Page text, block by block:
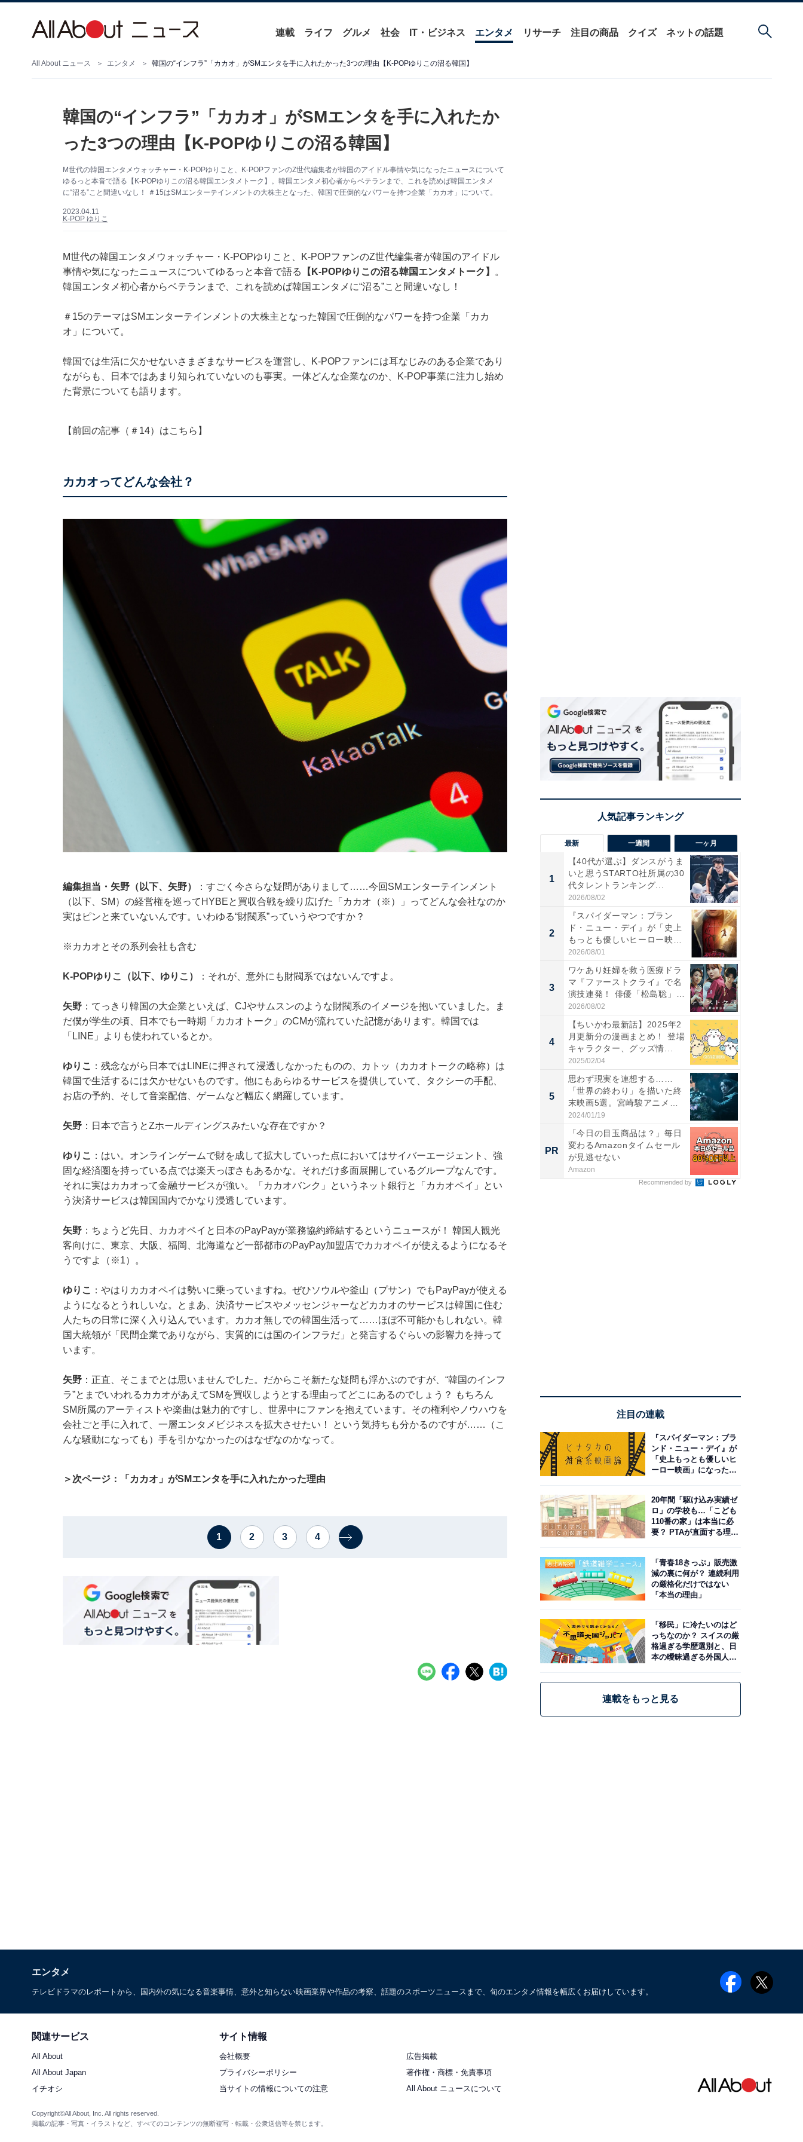
連載 ライフ グルメ 社会 IT・ビジネス エンタメ リサーチ 注目の商品 クイズ ネットの話題
All About ニュース エンタメ 韓国の“インフラ”「カカオ」がSMエンタを手に入れたかった3つの理由【K-POPゆりこの沼る韓国】
韓国の“インフラ”「カカオ」がSMエンタを手に入れたか
った3つの理由【K-POPゆりこの沼る韓国】
M世代の韓国エンタメウォッチャー・K-POPゆりこと、K-POPファンのZ世代編集者が韓国のアイドル事情や気になったニュースについて
ゆるっと本音で語る【K-POPゆりこの沼る韓国エンタメトーク】。韓国エンタメ初心者からベテランまで、これを読めば韓国エンタメ
に“沼る”こと間違いなし！ ＃15はSMエンターテインメントの大株主となった、韓国で圧倒的なパワーを持つ企業「カカオ」について。
2023.04.11
K-POP ゆりこ
M世代の韓国エンタメウォッチャー・K-POPゆりこと、K-POPファンのZ世代編集者が韓国のアイドル
事情や気になったニュースについてゆるっと本音で語る 【K-POPゆりこの沼る韓国エンタメトーク】
。
韓国エンタメ初心者からベテランまで、これを読めば韓国エンタメに“沼る”こと間違いなし！
＃15のテーマはSMエンターテインメントの大株主となった韓国で圧倒的なパワーを持つ企業「カカ
オ」について。
韓国では生活に欠かせないさまざまなサービスを運営し、K-POPファンには耳なじみのある企業であり
ながらも、日本ではあまり知られていないのも事実。一体どんな企業なのか、K-POP事業に注力し始め
た背景についても語ります。
【前回の記事（＃14）はこちら 】
カカオってどんな会社？
編集担当・矢野（以下、矢野）
：すごく今さらな疑問がありまして……今回SMエンターテインメント
（以下、SM）の経営権を巡ってHYBEと買収合戦を繰り広げた「カカオ（※）」ってどんな会社なのか
実はピンと来ていないんです。いわゆる“財閥系”っていうやつですか？
※カカオとその系列会社も含む
K-POPゆりこ（以下、ゆりこ） ：それが、意外にも財閥系ではないんですよ。
矢野：てっきり韓国の大企業といえば、CJやサムスンのような財閥系のイメージを抱いていました。ま
だ僕が学生の頃、日本でも一時期「カカオトーク」のCMが流れていた記憶があります。韓国では
「LINE」よりも使われているとか。
ゆりこ
：残念ながら日本ではLINEに押されて浸透しなかったものの、カトッ（カカオトークの略称）は
韓国で生活するには欠かせないものです。他にもあらゆるサービスを提供していて、タクシーの手配、
お店の予約、そして音楽配信、ゲームなど幅広く網羅しています。
矢野：日本で言うとZホールディングスみたいな存在ですか？
ゆりこ
：はい。オンラインゲームで財を成して拡大していった点においてはサイバーエージェント、強
固な経済圏を持っている点では楽天っぽさもあるかな。それだけ多面展開しているグループなんです。
それに実はカカオって金融サービスが強い。「カカオバンク」というネット銀行と「カカオペイ」とい
う決済サービスは韓国国内でかなり浸透しています。
矢野：ちょうど先日、カカオペイと日本のPayPayが業務協約締結するというニュースが！ 韓国人観光
客向けに、東京、大阪、福岡、北海道など一部都市のPayPay加盟店でカカオペイが使えるようになるそ
うですよ（ ※1）。
ゆりこ
：やはりカカオペイは勢いに乗っていますね。ぜひソウルや釜山（プサン）でもPayPayが使える
ようになるとうれしいな。とまあ、決済サービスやメッセンジャーなどカカオのサービスは韓国に住む
人たちの日常に深く入り込んでいます。カカオ無しでの韓国生活って……ほぼ不可能かもしれない。韓
国大統領が「民間企業でありながら、実質的には国のインフラだ」と発言するぐらいの影響力を持って
います。
矢野：正直、そこまでとは思いませんでした。だからこそ新たな疑問も浮かぶのですが、“韓国のインフ
ラ”とまでいわれるカカオがあえてSMを買収しようとする理由ってどこにあるのでしょう？ もちろん
SM所属のアーティストや楽曲は魅力的ですし、世界中にファンを抱えています。その権利やノウハウを
会社ごと手に入れて、一層エンタメビジネスを拡大させたい！ という気持ちも分かるのですが……（こ
んな騒動になっても）手を引かなかったのはなぜなのかなって。
＞次ページ：「カカオ」がSMエンタを手に入れたかった理由
1 2 3 4
最新 一週間 一ヶ月
1
【40代が選ぶ】ダンスがうま
いと思うSTARTO社所属の30
代タレントランキング...
2026/08/02
2
『スパイダーマン：ブラン
ド・ニュー・デイ』が「史上
もっとも優しいヒーロー映
画」に...
2026/08/01
3
ワケあり妊婦を救う医療ドラ
マ『ファーストクライ』で名
演技連発！ 俳優「松島聡」
の...
2026/08/02
4
【ちいかわ最新話】2025年2
月更新分の漫画まとめ！ 登場
キャラクター、グッズ情...
2025/02/04
5
思わず現実を連想する……
「世界の終わり」を描いた終
末映画5選。宮崎駿アニメか
らの...
2024/01/19
PR
「今日の目玉商品は？」毎日
変わるAmazonタイムセール
が見逃せない
Amazon
Recommended by
注目の連載
『スパイダーマン：ブラ
ンド・ニュー・デイ』が
「史上もっとも優しいヒ
ーロー映画」になった理
20年間「駆け込み実績ゼ
ロ」の学校も…「こども
110番の家」は本当に必
要？ PTAが直面する理想
「青春18きっぷ」販売激
減の裏に何が？ 連続利用
の厳格化だけではない
「本当の理由」
「移民」に冷たいのはど
っちなのか？ スイスの厳
格過ぎる学歴選別と、日
本の曖昧過ぎる外国人政
連載をもっと見る
エンタメ
テレビドラマのレポートから、国内外の気になる音楽事情、意外と知らない映画業界や作品の考察、話題のスポーツニュースまで、旬のエンタメ情報を幅広くお届けしています。
関連サービス
All About
All About Japan
イチオシ
サイト情報
会社概要
広告掲載
プライバシーポリシー
著作権・商標・免責事項
当サイトの情報についての注意
All About ニュースについて
Copyright©All About, Inc. All rights reserved.
掲載の記事・写真・イラストなど、すべてのコンテンツの無断複写・転載・公衆送信等を禁じます。